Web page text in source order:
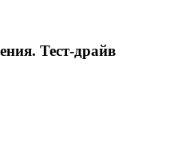
Тест-драйв